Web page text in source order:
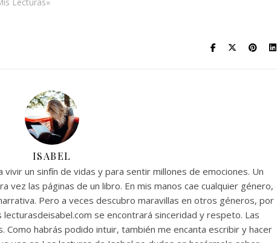
ISABEL
un sinfín de vidas y para sentir millones de emociones. Un
vez las páginas de un libro. En mis manos cae cualquier género,
Pero a veces descubro maravillas en otros géneros, por
lecturasdeisabel.com se encontrará sinceridad y respeto. Las
Como habrás podido intuir, también me encanta escribir y hacer